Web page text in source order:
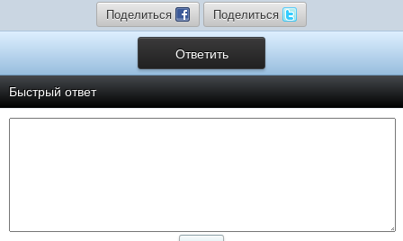
Поделиться Поделиться
Ответить
Быстрый ответ